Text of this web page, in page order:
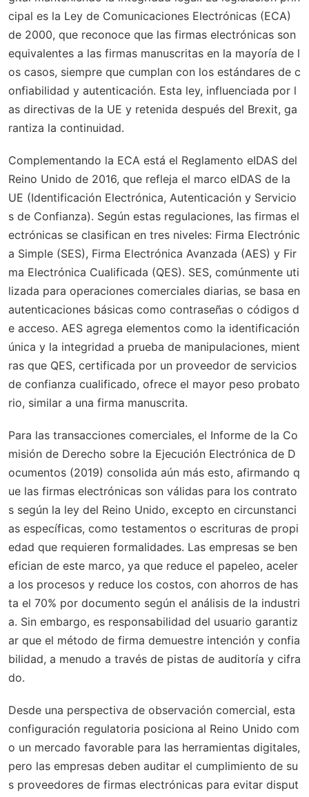
cipal es la Ley de Comunicaciones Electrónicas (ECA)
de 2000, que reconoce que las firmas electrónicas son
equivalentes a las firmas manuscritas en la mayoría de l
os casos, siempre que cumplan con los estándares de c
onfiabilidad y autenticación. Esta ley, influenciada por l
as directivas de la UE y retenida después del Brexit, ga
rantiza la continuidad.
Complementando la ECA está el Reglamento eIDAS del
Reino Unido de 2016, que refleja el marco eIDAS de la
UE (Identificación Electrónica, Autenticación y Servicio
s de Confianza). Según estas regulaciones, las firmas el
ectrónicas se clasifican en tres niveles: Firma Electrónic
a Simple (SES), Firma Electrónica Avanzada (AES) y Fir
ma Electrónica Cualificada (QES). SES, comúnmente uti
lizada para operaciones comerciales diarias, se basa en
autenticaciones básicas como contraseñas o códigos d
e acceso. AES agrega elementos como la identificación
única y la integridad a prueba de manipulaciones, mient
ras que QES, certificada por un proveedor de servicios
de confianza cualificado, ofrece el mayor peso probato
rio, similar a una firma manuscrita.
Para las transacciones comerciales, el Informe de la Co
misión de Derecho sobre la Ejecución Electrónica de D
ocumentos (2019) consolida aún más esto, afirmando q
ue las firmas electrónicas son válidas para los contrato
s según la ley del Reino Unido, excepto en circunstanci
as específicas, como testamentos o escrituras de propi
edad que requieren formalidades. Las empresas se ben
efician de este marco, ya que reduce el papeleo, aceler
a los procesos y reduce los costos, con ahorros de has
ta el 70% por documento según el análisis de la industri
a. Sin embargo, es responsabilidad del usuario garantiz
ar que el método de firma demuestre intención y confia
bilidad, a menudo a través de pistas de auditoría y cifra
do.
Desde una perspectiva de observación comercial, esta
configuración regulatoria posiciona al Reino Unido com
o un mercado favorable para las herramientas digitales,
pero las empresas deben auditar el cumplimiento de su
s proveedores de firmas electrónicas para evitar disput